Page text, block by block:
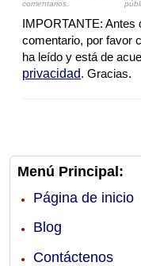
comentarios.
IMPORTANTE: Antes
comentario, por favor
ha leído y está de
privacidad. Gracias.
Menú Principal:
Página de inicio
Blog
Contáctenos